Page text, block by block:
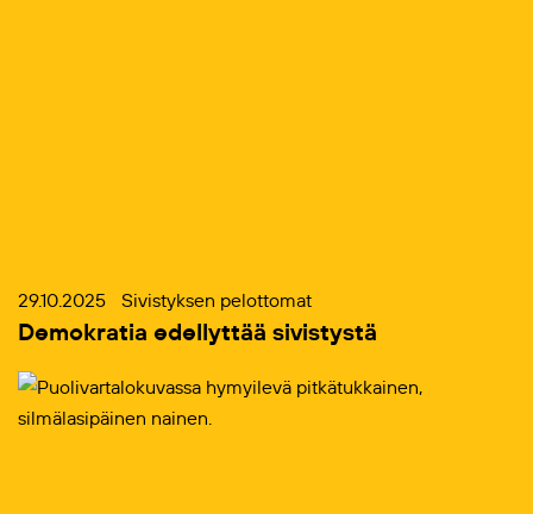
29.10.2025 Sivistyksen pelottomat
Demokratia edellyttää sivistystä